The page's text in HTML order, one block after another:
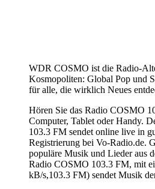
WDR COSMO ist die Radio-
Kosmopoliten: Global Pop und
für alle, die wirklich Neues
Hören Sie das Radio COSMO
Computer, Tablet oder Handy.
103.3 FM sendet online live in
Registrierung bei Vo-Radio.de.
populäre Musik und Lieder aus
Radio COSMO 103.3 FM, mit
kB/s,103.3 FM) sendet Musik